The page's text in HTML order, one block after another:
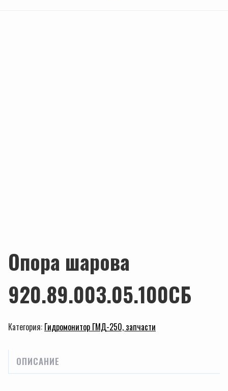
Опора шарова
920.89.003.05.100СБ
Категория: Гидромонитор ГМД-250, запчасти
ОПИСАНИЕ